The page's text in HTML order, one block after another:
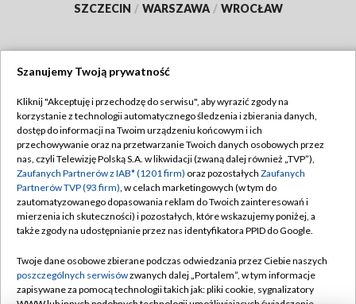
SZCZECIN / WARSZAWA / WROCŁAW
TVP
Abonament TVP
Emisja w TVP
Centrum informacji TVP
Naziemna Telewizja Cyfrowa
Rada Programowa
System NOS
Regulamin TVP
Polityka prywatności
Moje zgody
Pomoc
Kontakt
Szanujemy Twoją prywatność
Kliknij "Akceptuję i przechodzę do serwisu", aby wyrazić zgody na
korzystanie z technologii automatycznego śledzenia i zbierania danych,
dostęp do informacji na Twoim urządzeniu końcowym i ich
przechowywanie oraz na przetwarzanie Twoich danych osobowych przez
nas, czyli Telewizję Polską S.A. w likwidacji (zwaną dalej również „TVP”),
Zaufanych Partnerów z IAB* (1201 firm) oraz pozostałych Zaufanych
Partnerów TVP (93 firm), w celach marketingowych (w tym do
zautomatyzowanego dopasowania reklam do Twoich zainteresowań i
mierzenia ich skuteczności) i pozostałych, które wskazujemy poniżej, a
także zgody na udostępnianie przez nas identyfikatora PPID do Google.
Twoje dane osobowe zbierane podczas odwiedzania przez Ciebie naszych
poszczególnych serwisówzwanych dalej „Portalem”, w tym informacje
zapisywane za pomocą technologii takich jak: pliki cookie, sygnalizatory